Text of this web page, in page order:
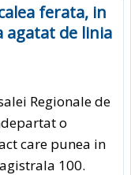
ferata, in
agatat de linia
Regionale de
o
care punea in
100.